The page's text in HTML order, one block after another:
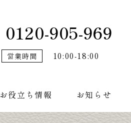
0120-905-969
営業時間 10:00-18:00
お役立ち情報 お知らせ